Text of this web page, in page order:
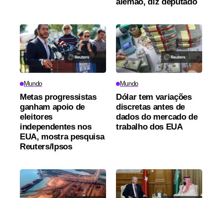
Mundo
Metas progressistas
ganham apoio de
eleitores
independentes nos
EUA, mostra pesquisa
Reuters/Ipsos
Mundo
Dólar tem variações
discretas antes de
dados do mercado de
trabalho dos EUA